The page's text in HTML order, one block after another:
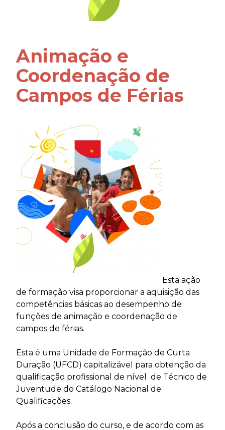
Animação e
Coordenação de
Campos de Férias
Esta ação
de formação visa proporcionar a aquisição das
competências básicas ao desempenho de
funções de animação e coordenação de
campos de férias.
Esta é uma Unidade de Formação de Curta
Duração (UFCD) capitalizável para obtenção da
qualificação profissional de nível de Técnico de
Juventude do Catálogo Nacional de
Qualificações.
Após a conclusão do curso, e de acordo com as